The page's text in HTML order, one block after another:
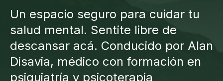
Un espacio seguro para cuidar tu
salud mental. Sentite libre de
descansar acá. Conducido por Alan
Disavia, médico con formación en
psiquiatría y psicoterapia